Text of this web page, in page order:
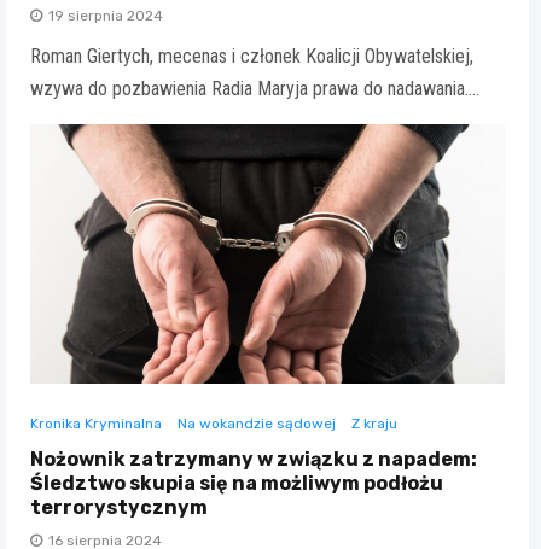
19 sierpnia 2024
Roman Giertych, mecenas i członek Koalicji Obywatelskiej,
wzywa do pozbawienia Radia Maryja prawa do nadawania.…
Kronika Kryminalna Na wokandzie sądowej Z kraju
Nożownik zatrzymany w związku z napadem:
Śledztwo skupia się na możliwym podłożu
terrorystycznym
16 sierpnia 2024